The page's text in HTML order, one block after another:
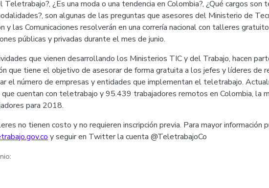
Teletrabajo?, ¿Es una moda o una tendencia en Colombia?, ¿Qué cargos son
son algunas de las preguntas que asesores del Ministerio de
y las Comunicaciones resolverán en una correría nacional con talleres
públicas y privadas durante el mes de junio.
que vienen desarrollando los Ministerios TIC y del Trabajo, hacen
que tiene el objetivo de asesorar de forma gratuita a los jefes y líderes de
el número de empresas y entidades que implementan el teletrabajo.
que cuentan con teletrabajo y 95.439 trabajadores remotos en Colombia, la
para 2018.
no tienen costo y no requieren inscripción previa. Para mayor información
y seguir en Twitter la cuenta @TeletrabajoCo